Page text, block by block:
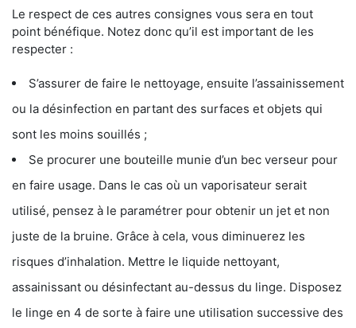
Le respect de ces autres consignes vous sera en tout
point bénéfique. Notez donc qu’il est important de les
respecter :
S’assurer de faire le nettoyage, ensuite l’assainissement
ou la désinfection en partant des surfaces et objets qui
sont les moins souillés ;
Se procurer une bouteille munie d’un bec verseur pour
en faire usage. Dans le cas où un vaporisateur serait
utilisé, pensez à le paramétrer pour obtenir un jet et non
juste de la bruine. Grâce à cela, vous diminuerez les
risques d’inhalation. Mettre le liquide nettoyant,
assainissant ou désinfectant au-dessus du linge. Disposez
le linge en 4 de sorte à faire une utilisation successive des